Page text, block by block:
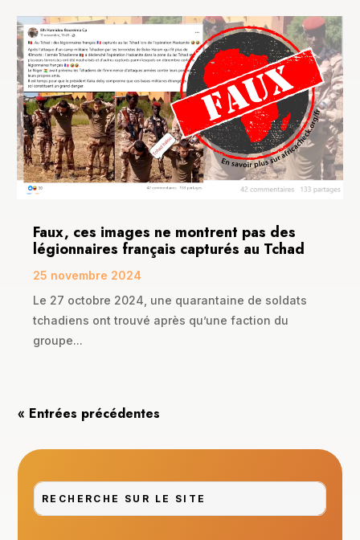
Faux, ces images ne montrent pas des
légionnaires français capturés au Tchad
25 novembre 2024
Le 27 octobre 2024, une quarantaine de soldats
tchadiens ont trouvé après qu’une faction du
groupe...
« Entrées précédentes